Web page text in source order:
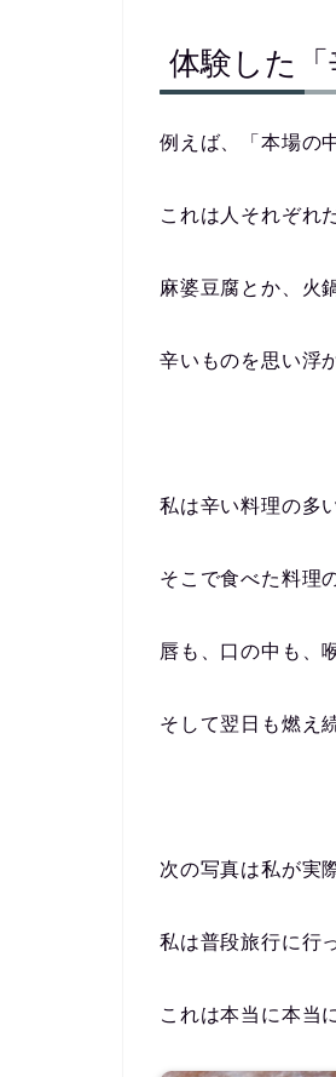
体験した
例えば、「本場の
これは人それぞれ
麻婆豆腐とか、火
辛いものを思い浮
私は辛い料理の多
そこで食べた料理
唇も、口の中も、
そして翌日も燃え
次の写真は私が実
私は普段旅行に行
これは本当に本当